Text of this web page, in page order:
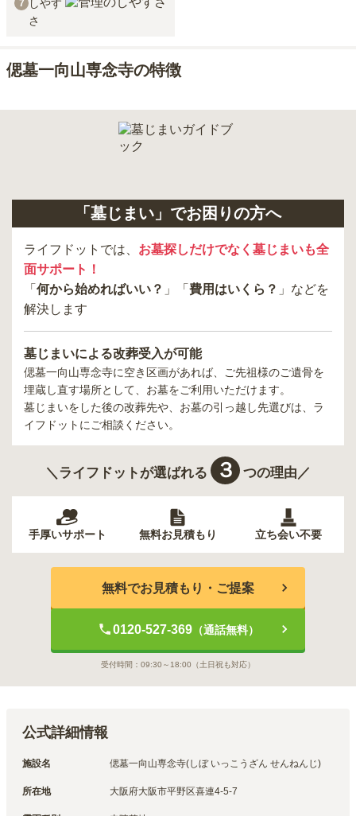
7
しやす
さ
偲墓一向山専念寺の特徴
「墓じまい」でお困りの方へ
ライフドットでは、 お墓探しだけでなく墓じまいも全
面サポート！
「 何から始めればいい？ 」「 費用はいくら？ 」などを
解決します
墓じまいによる改葬受入が可能
偲墓一向山専念寺に空き区画があれば、ご先祖様のご遺骨を
埋蔵し直す場所として、お墓をご利用いただけます。
墓じまいをした後の改葬先や、お墓の引っ越し先選びは、ラ
イフドットにご相談ください。
＼ライフドットが選ばれる ３ つの理由／
手厚いサポート 無料お見積もり 立ち会い不要
無料でお見積もり・ご提案
0120-527-369（通話無料）
受付時間： 09:30～18:00 （土日祝も対応）
公式詳細情報
施設名 偲墓一向山専念寺(しぼ いっこうざん せんねんじ)
所在地 大阪府大阪市平野区喜連4-5-7